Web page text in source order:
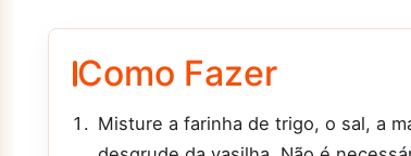
Como Fazer
Misture a farinha de trigo, o sal, a